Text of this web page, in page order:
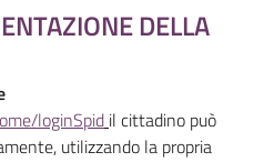
DELLA
loginSpid il cittadino può
utilizzando la propria